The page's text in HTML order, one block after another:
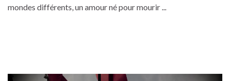
mondes différents, un amour né pour mourir ...